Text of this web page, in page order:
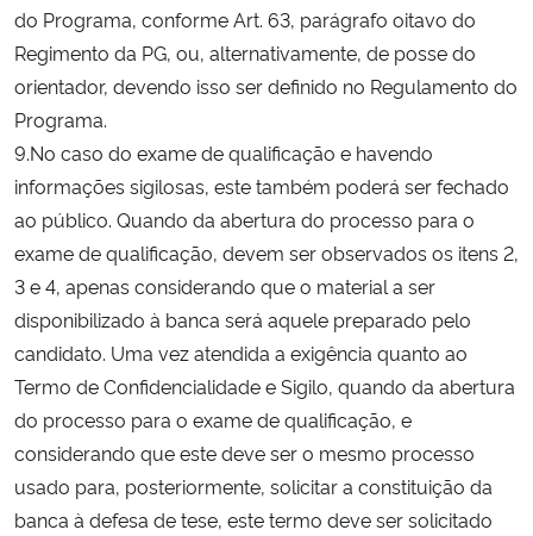
do Programa, conforme Art. 63, parágrafo oitavo do
Regimento da PG, ou, alternativamente, de posse do
orientador, devendo isso ser definido no Regulamento do
Programa.
9.No caso do exame de qualificação e havendo
informações sigilosas, este também poderá ser fechado
ao público. Quando da abertura do processo para o
exame de qualificação, devem ser observados os itens 2,
3 e 4, apenas considerando que o material a ser
disponibilizado à banca será aquele preparado pelo
candidato. Uma vez atendida a exigência quanto ao
Termo de Confidencialidade e Sigilo, quando da abertura
do processo para o exame de qualificação, e
considerando que este deve ser o mesmo processo
usado para, posteriormente, solicitar a constituição da
banca à defesa de tese, este termo deve ser solicitado